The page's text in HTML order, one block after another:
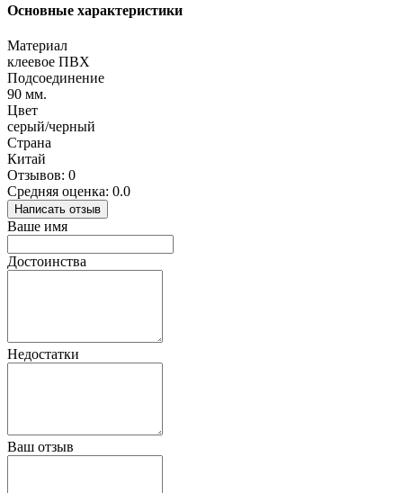
Основные характеристики
Материал
клеевое ПВХ
Подсоединение
90 мм.
Цвет
серый/черный
Страна
Китай
Отзывов: 0
Средняя оценка: 0.0
Написать отзыв
Ваше имя
Достоинства
Недостатки
Ваш отзыв